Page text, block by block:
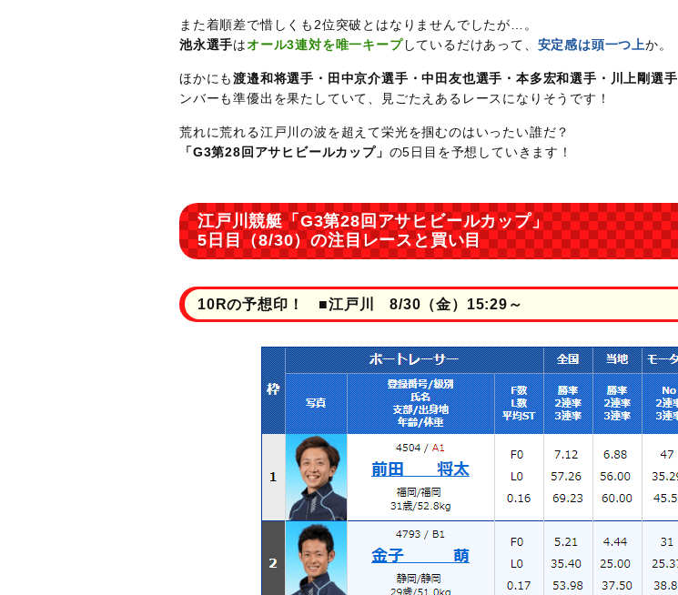
また着順差で惜しくも2位突破とはなりませんでしたが…。
池永選手はオール3連対を唯一キープしているだけあって、 安定感は頭一つ上か。
ほかにも渡邉和将選手・田中京介選手・中田友也選手・本多宏和選手・川上剛選手
ンバーも準優出を果たしていて、見ごたえあるレースになりそうです！
荒れに荒れる江戸川の波を超えて栄光を掴むのはいったい誰だ？
「G3第28回アサヒビールカップ」 の5日目を予想していきます！
江戸川競艇「G3第28回アサヒビールカップ」
5日目（8/30）の注目レースと買い目
10Rの予想印！ ■江戸川 8/30（金）15:29～